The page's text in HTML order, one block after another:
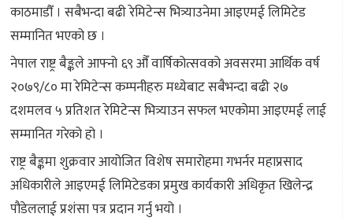
काठमाडौँ । सबैभन्दा बढी रेमिटेन्स भित्र्याउनेमा आइएमई लिमिटेड
सम्मानित भएको छ ।
नेपाल राष्ट्र बैङ्कले आफ्नो ६९ औँ वार्षिकोत्सवको अवसरमा आर्थिक वर्ष
२०७९/८० मा रेमिटेन्स कम्पनीहरु मध्येबाट सबैभन्दा बढी २७
दशमलव ५ प्रतिशत रेमिटेन्स भित्र्याउन सफल भएकोमा आइएमई लाई
सम्मानित गरेको हो ।
राष्ट्र बैङ्कमा शुक्रवार आयोजित विशेष समारोहमा गभर्नर महाप्रसाद
अधिकारीले आइएमई लिमिटेडका प्रमुख कार्यकारी अधिकृत खिलेन्द्र
पौडेललाई प्रशंसा पत्र प्रदान गर्नु भयो ।